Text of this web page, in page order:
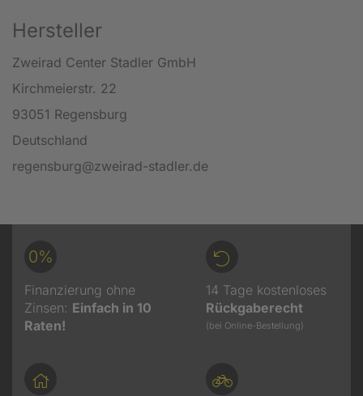
Hersteller
Zweirad Center Stadler GmbH
Kirchmeierstr. 22
93051 Regensburg
Deutschland
regensburg@zweirad-stadler.de
0%
Finanzierung ohne
Zinsen: Einfach in 10
Raten!
14 Tage kostenloses
Rückgaberecht
(bei Online-Bestellung)